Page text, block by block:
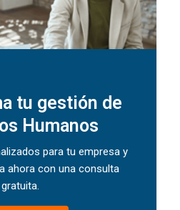
tu gestión de
Humanos
para tu empresa y
ahora con una consulta
gratuita.